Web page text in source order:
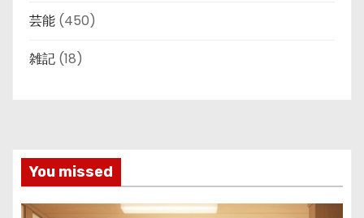
芸能 (450)
雑記 (18)
You missed